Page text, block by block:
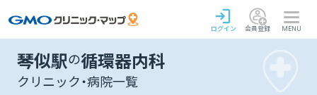
ログイン 会員登録 MENU
琴似駅の循環器内科
クリニック・病院一覧